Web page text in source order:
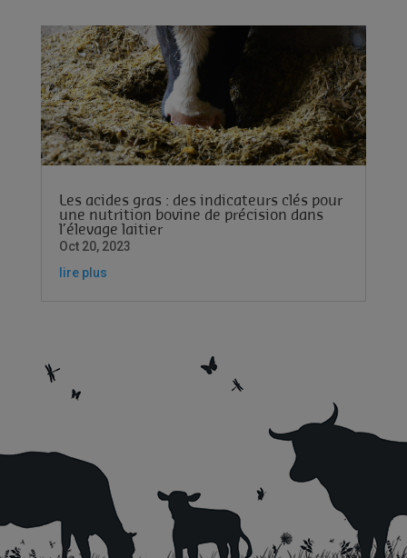
Les acides gras : des indicateurs clés pour
une nutrition bovine de précision dans
l’élevage laitier
Oct 20, 2023
lire plus